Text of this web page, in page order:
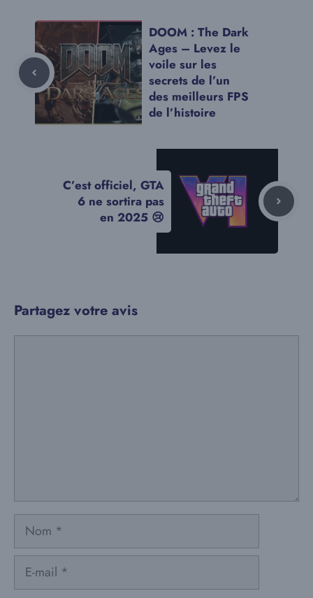
DOOM : The Dark
Ages – Levez le
voile sur les
secrets de l’un
des meilleurs FPS
de l’histoire
C’est officiel, GTA
6 ne sortira pas
en 2025 😢
Partagez votre avis
Nom
mail